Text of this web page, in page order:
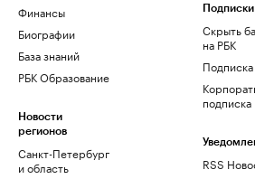
Финансы
Биографии
База знаний
РБК Образование
Новости
регионов
Санкт-Петербург
и область
Подписки
Скрыть
на РБК
подписка
RSS